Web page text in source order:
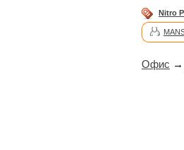
Nitro
Офис →